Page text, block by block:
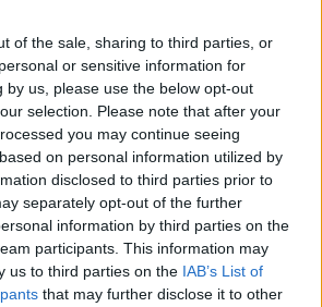
of the sale, sharing to third parties, or
or sensitive information for
by us, please use the below opt-out
selection. Please note that after your
you may continue seeing
on personal information utilized by
disclosed to third parties prior to
separately opt-out of the further
information by third parties on the
participants. This information may
us to third parties on the IAB’s List of
that may further disclose it to other
με σκληροτράχηλο στρατιωτικό
του LM002 προσέφερε την απόλυτη
με δερμάτινες επενδύσεις υψηλής
από ξύλο, κλιματισμό, ηχοσύστημα
στην οροφή, ακόμα και τηλεόραση
Το 1987, η τιμή του ανερχόταν στα
λιρέτες. Το 1989 παρουσιάστηκε
παραχθείσα σε μόλις 60 μονάδες,